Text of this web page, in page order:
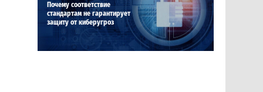
Почему соответствие
стандартам не гарантирует
защиту от киберугроз